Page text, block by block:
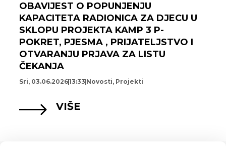
OBAVIJEST O POPUNJENJU
KAPACITETA RADIONICA ZA DJECU U
SKLOPU PROJEKTA KAMP 3 P-
POKRET, PJESMA , PRIJATELJSTVO I
OTVARANJU PRJAVA ZA LISTU
ČEKANJA
Sri, 03.06.202613:33 Novosti, Projekti
VIŠE